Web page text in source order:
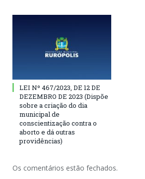
LEI Nº 467/2023, DE 12 DE
DEZEMBRO DE 2023 (Dispõe
sobre a criação do dia
municipal de
conscientização contra o
aborto e dá outras
providências)
Os comentários estão fechados.